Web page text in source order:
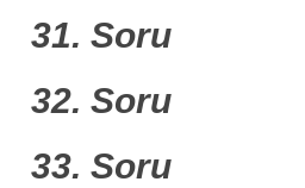
31. Soru
32. Soru
33. Soru